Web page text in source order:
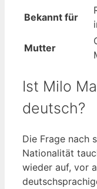
Bekannt für
Mutter
Ist Milo
deutsch?
Die Frage nach
Nationalität
wieder auf, vor